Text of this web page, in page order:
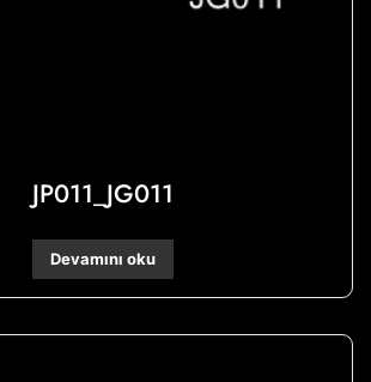
JP011_JG011
Devamını oku